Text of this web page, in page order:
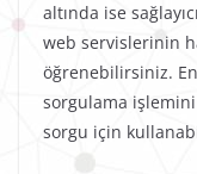
altında ise
web servislerinin
öğrenebilirsiniz.
sorgulama
sorgu için